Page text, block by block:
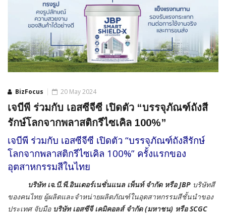
BizFocus 20 May 2024
เจบีพี ร่วมกับ เอสซีจีซี เปิดตัว “บรรจุภัณฑ์ถังสี
รักษ์โลกจากพลาสติกรีไซเคิล 100%”
เจบีพี ร่วมกับ เอสซีจีซี เปิดตัว “บรรจุภัณฑ์ถังสีรักษ์
โลกจากพลาสติกรีไซเคิล 100%” ครั้งแรกของ
อุตสาหกรรมสีในไทย
บริษัท เจ.บี.พี.อินเตอร์เนชั่นแนล เพ็นท์ จำกัด หรือ JBP บริษัทสี
ของคนไทย ผู้ผลิตและจำหน่ายผลิตภัณฑ์ในอุตสาหกรรมสีชั้นนำของ
ประเทศ จับมือ บริษัท เอสซีจี เคมิคอลส์ จำกัด (มหาชน) หรือSCGC